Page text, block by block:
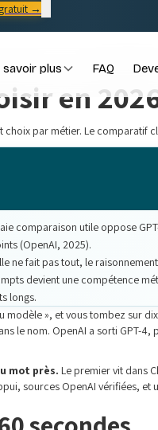
→
savoir plus FAQ
en
choix par métier. Le comparatif
comparaison utile oppose GPT-
(OpenAI, 2025).
ne fait pas tout, le
devient une compétence
longs.
», et vous tombez sur
nom. OpenAI a sorti GPT-
mot près. Le premier vit dans
sources OpenAI vérifiées, et